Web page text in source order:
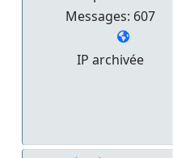
Messages: 607
IP archivée